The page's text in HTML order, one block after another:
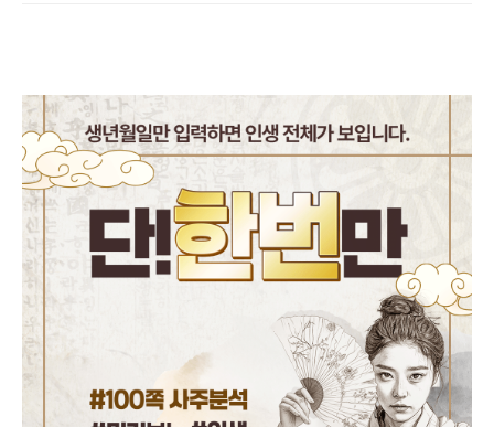
신년운세
토정비결
오늘의 운세
궁합
회원가입